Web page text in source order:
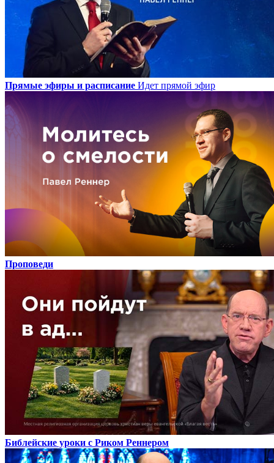
Прямые эфиры и расписание Идет прямой эфир
Проповеди
Библейские уроки с Риком Реннером